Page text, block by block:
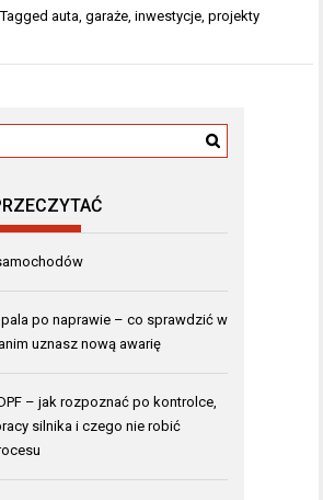
Taggedauta ,garaże ,inwestycje ,projekty
po naprawie – co sprawdzić w
uznasz nową awarię
– jak rozpoznać po kontrolce,
silnika i czego nie robić